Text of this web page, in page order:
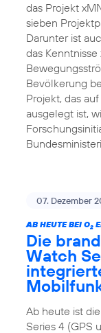
das Projekt
sieben
Darunter ist
das Kenntnisse
Bevölkerung
Projekt, das
ausgelegt ist,
07. Dezember
AB HEUTE BEI O2
Die
Watch
Ab heute ist
Series 4 (GPS